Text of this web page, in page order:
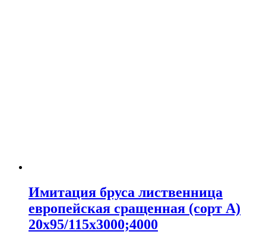
Имитация бруса лиственница
европейская сращенная (сорт А)
20х95/115х3000;4000